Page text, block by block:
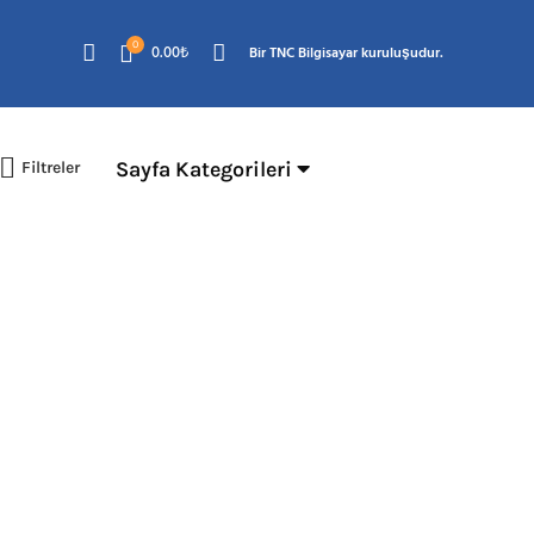
0 0.00₺ Bir TNC Bilgisayar kuruluşudur.
Sayfa Kategorileri
Filtreler